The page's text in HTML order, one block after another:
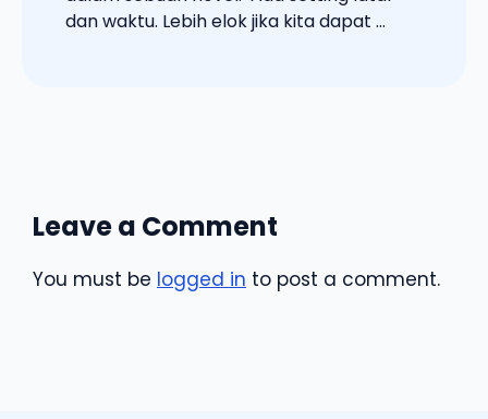
dan waktu. Lebih elok jika kita dapat ...
Leave a Comment
You must be logged in to post a comment.